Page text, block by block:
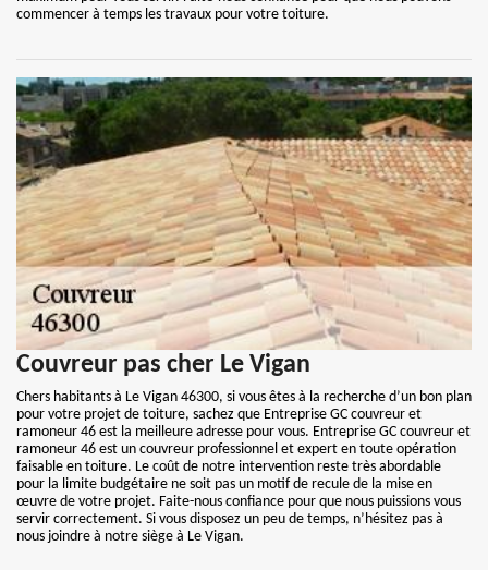
commencer à temps les travaux pour votre toiture.
Couvreur pas cher Le Vigan
Chers habitants à Le Vigan 46300, si vous êtes à la recherche d’un bon plan
pour votre projet de toiture, sachez que Entreprise GC couvreur et
ramoneur 46 est la meilleure adresse pour vous. Entreprise GC couvreur et
ramoneur 46 est un couvreur professionnel et expert en toute opération
faisable en toiture. Le coût de notre intervention reste très abordable
pour la limite budgétaire ne soit pas un motif de recule de la mise en
œuvre de votre projet. Faite-nous confiance pour que nous puissions vous
servir correctement. Si vous disposez un peu de temps, n’hésitez pas à
nous joindre à notre siège à Le Vigan.